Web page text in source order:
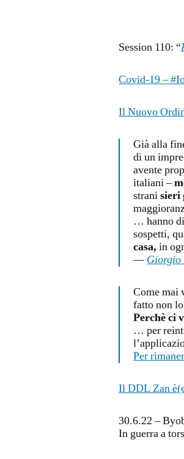
Session 110: “
Covid-19 –
Il Nuovo
Già alla
di un
avente
italiani –
stranisieri
… hanno
sospetti,
casa, in
—Giorgio
Come mai
fatto non
Perchè ci
… per
Per
Il DDL Zan
30.6.22 –
In guerra a